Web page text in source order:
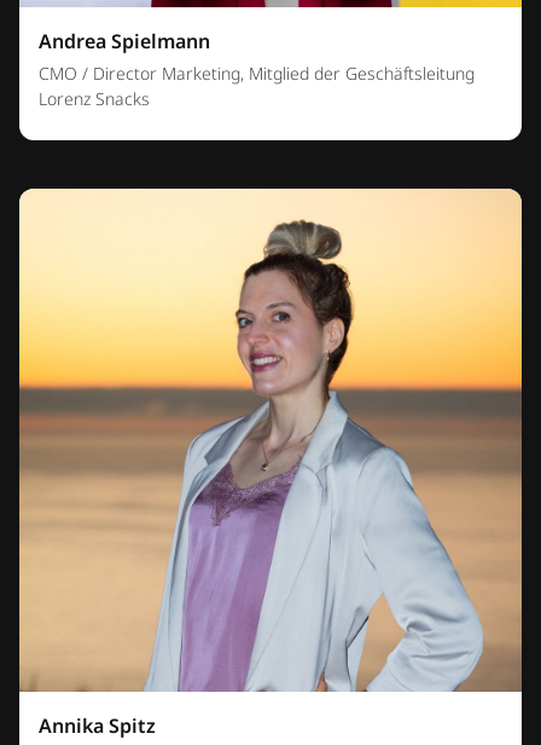
Andrea Spielmann
CMO / Director Marketing, Mitglied der Geschäftsleitung
Lorenz Snacks
Annika Spitz